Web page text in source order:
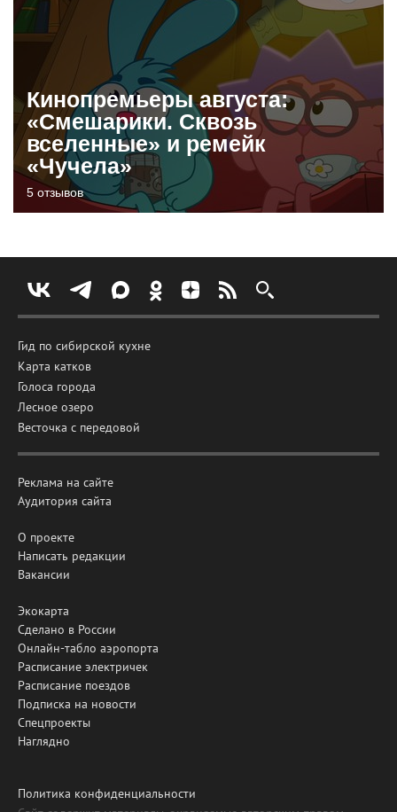
Кинопремьеры августа:
«Смешарики. Сквозь
вселенные» и ремейк
«Чучела»
5 отзывов
Гид по сибирской кухне
Карта катков
Голоса города
Лесное озеро
Весточка с передовой
Реклама на сайте
Аудитория сайта
О проекте
Написать редакции
Вакансии
Экокарта
Сделано в России
Онлайн-табло аэропорта
Расписание электричек
Расписание поездов
Подписка на новости
Спецпроекты
Наглядно
Политика конфиденциальности